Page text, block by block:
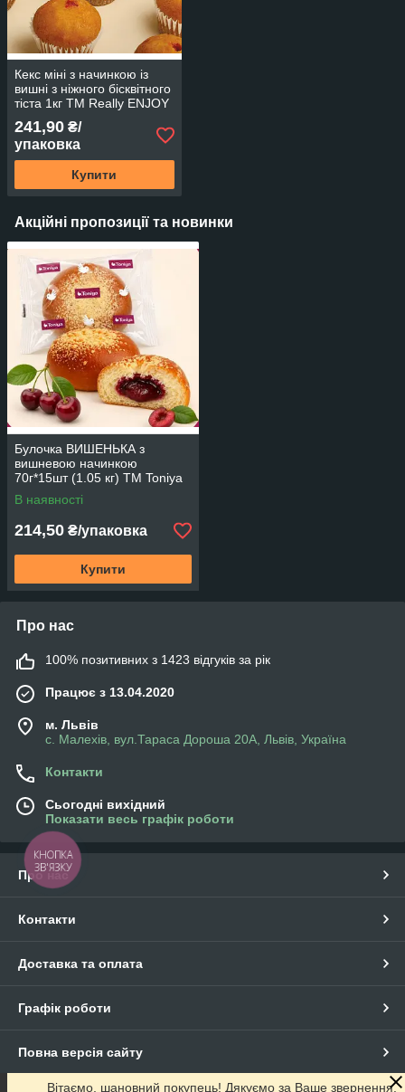
Кекс міні з начинкою із
вишні з ніжного бісквітного
тіста 1кг TM Really ENJOY
241,90 ₴/
упаковка
Купити
Акційні пропозиції та новинки
Булочка ВИШЕНЬКА з
вишневою начинкою
70г*15шт (1.05 кг) TM Toniya
В наявності
214,50 ₴/упаковка
Купити
Про нас
100% позитивних з 1423 відгуків за рік
Працює з 13.04.2020
м. Львів
с. Малехів, вул.Тараса Дороша 20А, Львів, Україна
Контакти
Сьогодні вихідний
Показати весь графік роботи
Про нас
Контакти
Доставка та оплата
Графік роботи
Повна версія сайту
Вітаємо, шановний покупець! Дякуємо за Ваше звернення.
КНОПКА
ЗВ'ЯЗКУ